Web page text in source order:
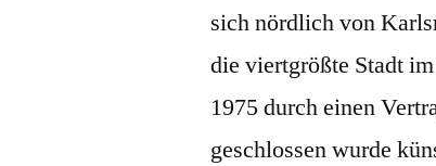
sich nördlich von
die viertgrößte Stadt
1975 durch einen
geschlossen wurde